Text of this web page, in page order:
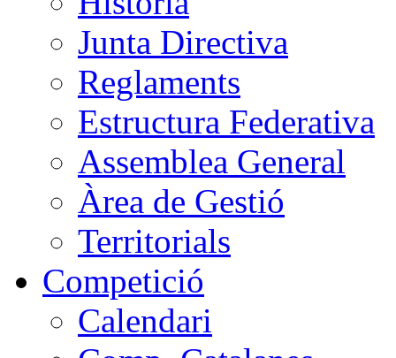
Junta Directiva
Reglaments
Estructura Federativa
Assemblea General
Àrea de Gestió
Territorials
Competició
Calendari